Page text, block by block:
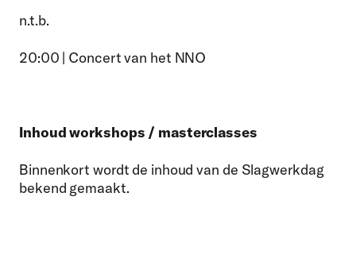
n.t.b.
20:00 | Concert van het NNO
Inhoud workshops / masterclasses
Binnenkort wordt de inhoud van de Slagwerkdag
bekend gemaakt.